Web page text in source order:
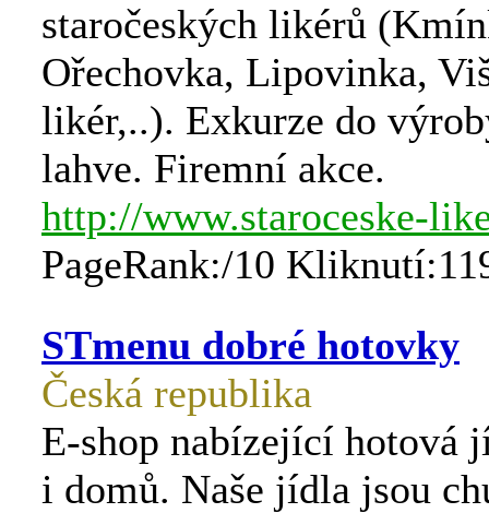
staročeských likérů
Ořechovka, Lipovinka,
likér,..). Exkurze do
lahve. Firemní akce.
http://www.staroceske-
PageRank:/10
STmenu dobré hotovky
Česká republika
E-shop nabízející hotová
i domů. Naše jídla jsou